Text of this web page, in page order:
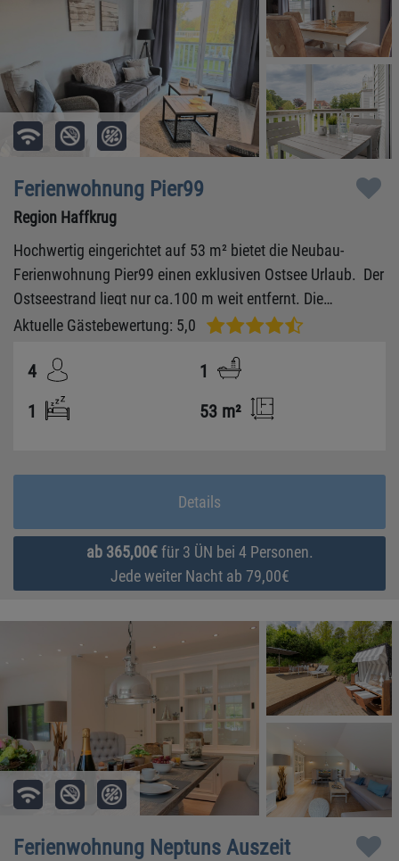
Ferienwohnung Pier99
Region Haffkrug
Hochwertig eingerichtet auf 53 m² bietet die Neubau-
Ferienwohnung Pier99 einen exklusiven Ostsee Urlaub. Der
Ostseestrand liegt nur ca.100 m weit entfernt. Die
Wohnanlage, in der sich die Ferienwohnung Pier99
Aktuelle Gästebewertung: 5,0
4
1
1
53 m²
Details
ab 365,00€für 3 ÜN bei 4 Personen.
Jede weiter Nacht ab 79,00€
Ferienwohnung Neptuns Auszeit